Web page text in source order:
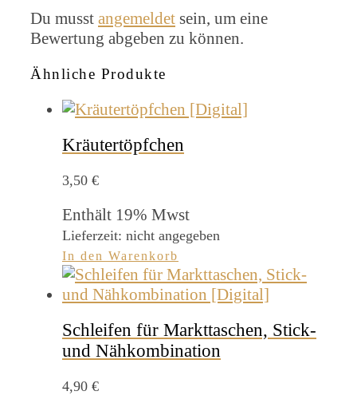
Du musst angemeldet sein, um eine
Bewertung abgeben zu können.
Ähnliche Produkte
Kräutertöpfchen
3,50 €
Enthält 19% Mwst
Lieferzeit: nicht angegeben
In den Warenkorb
Schleifen für Markttaschen, Stick-
und Nähkombination
4,90 €